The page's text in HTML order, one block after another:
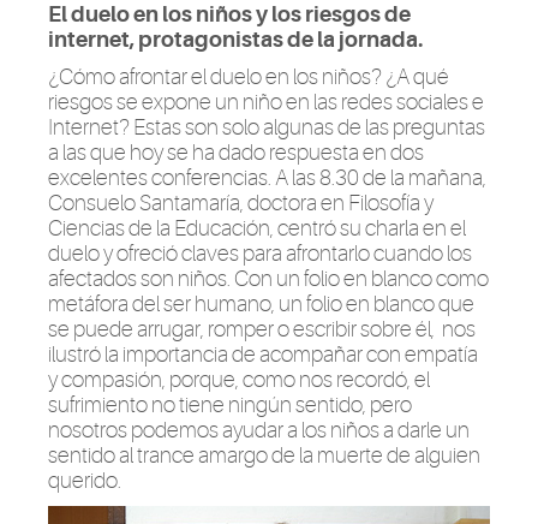
El duelo en los niños y los riesgos de
internet, protagonistas de la jornada.
¿Cómo afrontar el duelo en los niños? ¿A qué
riesgos se expone un niño en las redes sociales e
Internet? Estas son solo algunas de las preguntas
a las que hoy se ha dado respuesta en dos
excelentes conferencias. A las 8.30 de la mañana,
Consuelo Santamaría, doctora en Filosofía y
Ciencias de la Educación, centró su charla en el
duelo y ofreció claves para afrontarlo cuando los
afectados son niños. Con un folio en blanco como
metáfora del ser humano, un folio en blanco que
se puede arrugar, romper o escribir sobre él, nos
ilustró la importancia de acompañar con empatía
y compasión, porque, como nos recordó, el
sufrimiento no tiene ningún sentido, pero
nosotros podemos ayudar a los niños a darle un
sentido al trance amargo de la muerte de alguien
querido.